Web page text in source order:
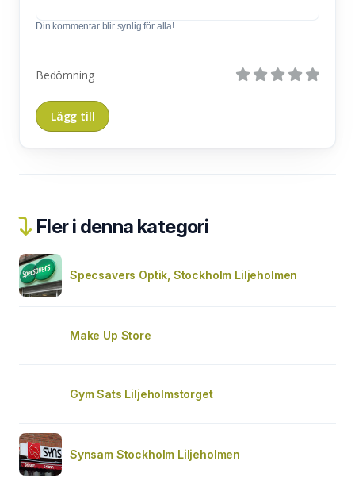
Din kommentar blir synlig för alla!
Bedömning
Fler i denna kategori
Specsavers Optik, Stockholm Liljeholmen
Make Up Store
Gym Sats Liljeholmstorget
Synsam Stockholm Liljeholmen